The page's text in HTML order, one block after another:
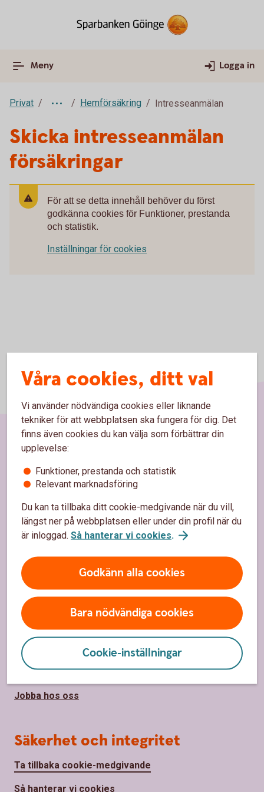
Meny Logga in
Privat Hemförsäkring Intresseanmälan
Skicka intresseanmälan
försäkringar
För att se detta innehåll behöver du först
godkänna cookies för Funktioner, prestanda
och statistik.
Inställningar för cookies
Våra cookies, ditt val
Vi använder nödvändiga cookies eller liknande
tekniker för att webbplatsen ska fungera för dig. Det
finns även cookies du kan välja som förbättrar din
upplevelse:
Funktioner, prestanda och statistik
Relevant marknadsföring
Du kan ta tillbaka ditt cookie-medgivande när du vill,
längst ner på webbplatsen eller under din profil när du
är inloggad. Så hanterar vi cookies.
Godkänn alla cookies
Bara nödvändiga cookies
Cookie-inställningar
Sidfot
Kontakta oss
Spärrhjälp
Bli kund
Priser, räntor och kurser
Om oss
Om oss
Hållbarhet
Samhällsengagemang
Jobba hos oss
Säkerhet och integritet
Ta tillbaka cookie-medgivande
Så hanterar vi cookies